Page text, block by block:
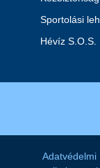
Sportolási
Hévíz S.O.S.
Adatvédelmi